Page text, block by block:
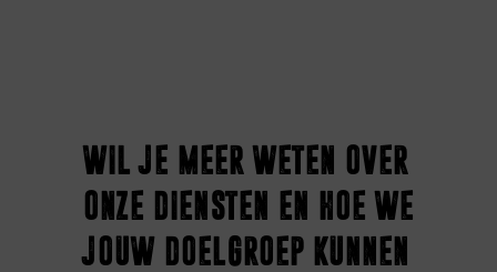
wil je meer weten over
onze diensten en hoe we
jouw doelgroep kunnen